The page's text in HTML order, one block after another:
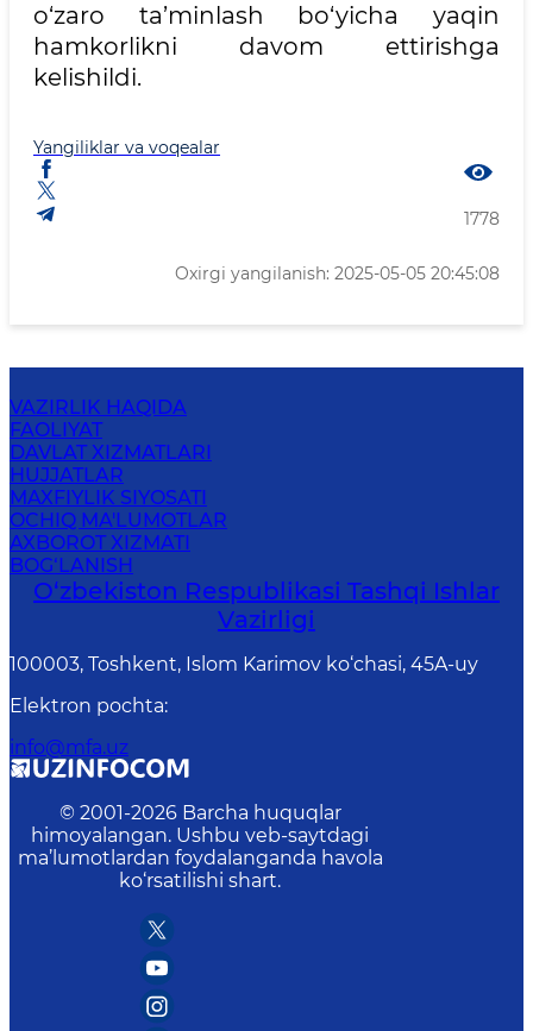
o‘zaro ta’minlash bo‘yicha yaqin
hamkorlikni davom ettirishga
kelishildi.
Yangiliklar va voqealar
1778
Oxirgi yangilanish: 2025-05-05 20:45:08
VAZIRLIK HAQIDA
FAOLIYAT
DAVLAT XIZMATLARI
HUJJATLAR
MAXFIYLIK SIYOSATI
OCHIQ MA'LUMOTLAR
AXBOROT XIZMATI
BOG‘LANISH
O‘zbеkistоn Rеspublikаsi Tashqi Ishlаr
Vаzirligi
100003, Toshkent, Islom Karimov ko‘chasi, 45A-uy
Elektron pochta:
info@mfa.uz
© 2001-2026 Barcha huquqlar
himoyalangan. Ushbu veb-saytdagi
ma’lumotlardan foydalanganda havola
ko‘rsatilishi shart.